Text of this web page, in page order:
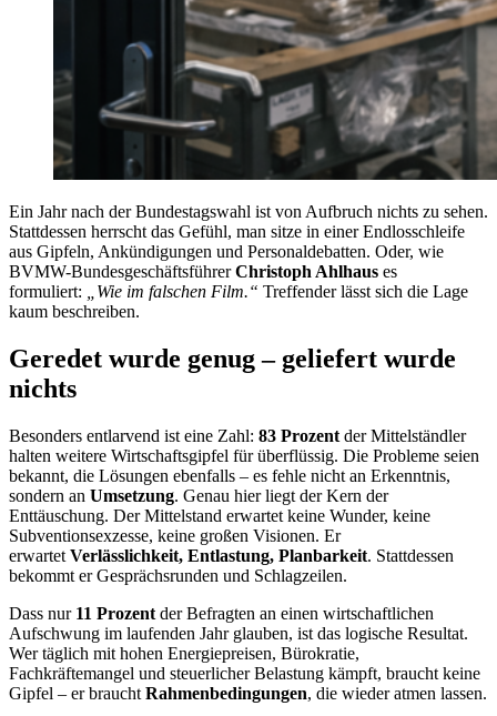
Ein Jahr nach der Bundestagswahl ist von Aufbruch nichts zu sehen.
Stattdessen herrscht das Gefühl, man sitze in einer Endlosschleife
aus Gipfeln, Ankündigungen und Personaldebatten. Oder, wie
BVMW-BundesgeschäftsführerChristoph Ahlhaus es
formuliert:
„Wie im falschen Film.“ Treffender lässt sich die Lage
kaum beschreiben.
Geredet wurde genug – geliefert wurde
nichts
Besonders entlarvend ist eine Zahl: 83 Prozent der Mittelständler
halten weitere Wirtschaftsgipfel für überflüssig. Die Probleme seien
bekannt, die Lösungen ebenfalls – es fehle nicht an Erkenntnis,
sondern an Umsetzung. Genau hier liegt der Kern der
Enttäuschung. Der Mittelstand erwartet keine Wunder, keine
Subventionsexzesse, keine großen Visionen. Er
erwartet Verlässlichkeit, Entlastung, Planbarkeit. Stattdessen
bekommt er Gesprächsrunden und Schlagzeilen.
Dass nur 11 Prozent der Befragten an einen wirtschaftlichen
Aufschwung im laufenden Jahr glauben, ist das logische Resultat.
Wer täglich mit hohen Energiepreisen, Bürokratie,
Fachkräftemangel und steuerlicher Belastung kämpft, braucht keine
Gipfel – er braucht Rahmenbedingungen, die wieder atmen lassen.